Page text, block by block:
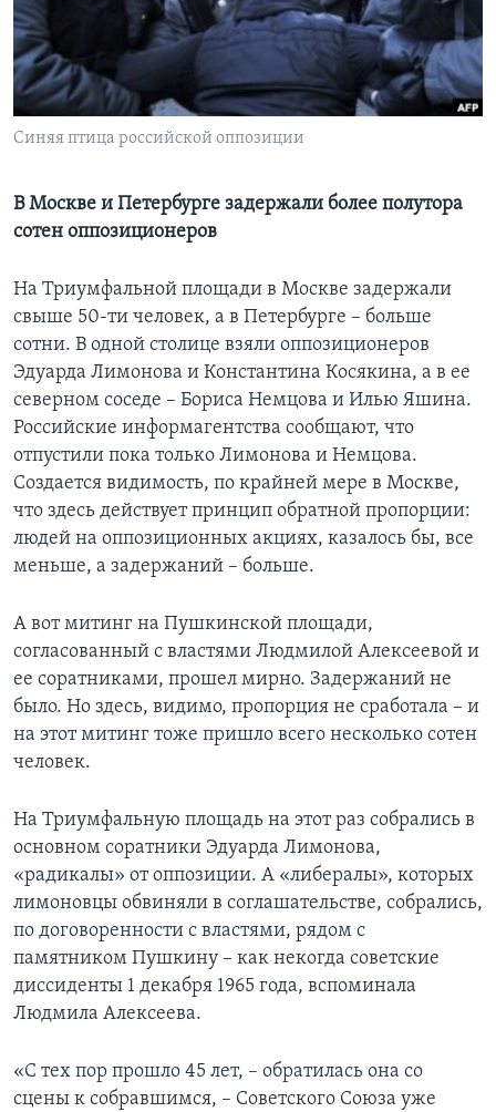
Learning English
СОЦИАЛЬНЫЕ СЕТИ
Языки
Синяя птица российской оппозиции
В Москве и Петербурге задержали более полутора
сотен оппозиционеров
На Триумфальной площади в Москве задержали
свыше 50-ти человек, а в Петербурге – больше
сотни. В одной столице взяли оппозиционеров
Эдуарда Лимонова и Константина Косякина, а в ее
северном соседе – Бориса Немцова и Илью Яшина.
Российские информагентства сообщают, что
отпустили пока только Лимонова и Немцова.
Создается видимость, по крайней мере в Москве,
что здесь действует принцип обратной пропорции:
людей на оппозиционных акциях, казалось бы, все
меньше, а задержаний – больше.
А вот митинг на Пушкинской площади,
согласованный с властями Людмилой Алексеевой и
ее соратниками, прошел мирно. Задержаний не
было. Но здесь, видимо, пропорция не сработала – и
на этот митинг тоже пришло всего несколько сотен
человек.
На Триумфальную площадь на этот раз собрались в
основном соратники Эдуарда Лимонова,
«радикалы» от оппозиции. А «либералы», которых
лимоновцы обвиняли в соглашательстве, собрались,
по договоренности с властями, рядом с
памятником Пушкину – как некогда советские
диссиденты 1 декабря 1965 года, вспоминала
Людмила Алексеева.
«С тех пор прошло 45 лет, – обратилась она со
сцены к собравшимся, – Советского Союза уже